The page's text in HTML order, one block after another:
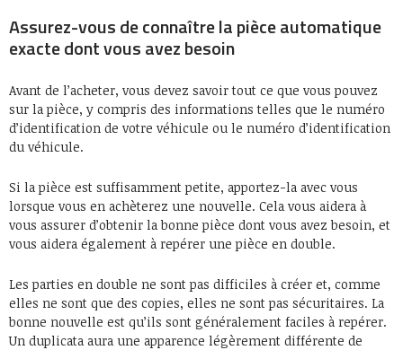
Assurez-vous de connaître la pièce automatique
exacte dont vous avez besoin
Avant de l’acheter, vous devez savoir tout ce que vous pouvez
sur la pièce, y compris des informations telles que le numéro
d’identification de votre véhicule ou le numéro d’identification
du véhicule.
Si la pièce est suffisamment petite, apportez-la avec vous
lorsque vous en achèterez une nouvelle. Cela vous aidera à
vous assurer d’obtenir la bonne pièce dont vous avez besoin, et
vous aidera également à repérer une pièce en double.
Les parties en double ne sont pas difficiles à créer et, comme
elles ne sont que des copies, elles ne sont pas sécuritaires. La
bonne nouvelle est qu’ils sont généralement faciles à repérer.
Un duplicata aura une apparence légèrement différente de